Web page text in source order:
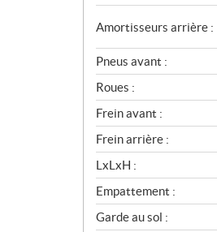
Amortisseurs arrière :
Pneus avant :
Roues :
Frein avant :
Frein arrière :
LxLxH :
Empattement :
Garde au sol :